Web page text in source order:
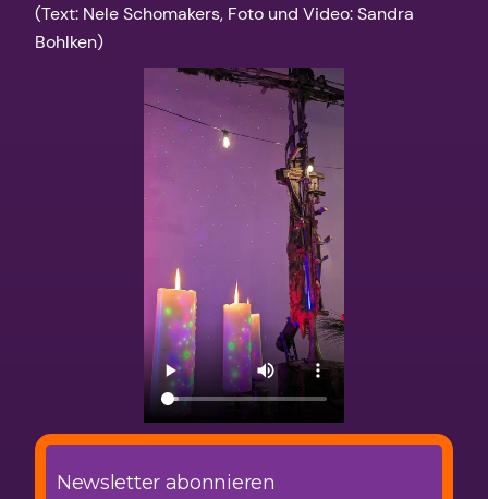
(Text: Nele Schomakers, Foto und Video: Sandra
Bohlken)
Newsletter abonnieren